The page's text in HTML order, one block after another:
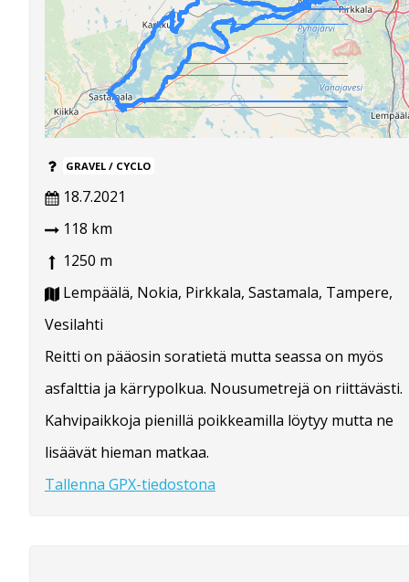
GRAVEL / CYCLO
18.7.2021
118 km
1250 m
Lempäälä, Nokia, Pirkkala, Sastamala, Tampere,
Vesilahti
Reitti on pääosin soratietä mutta seassa on myös
asfalttia ja kärrypolkua. Nousumetrejä on riittävästi.
Kahvipaikkoja pienillä poikkeamilla löytyy mutta ne
lisäävät hieman matkaa.
Tallenna GPX-tiedostona